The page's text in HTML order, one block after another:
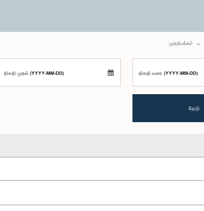
முதற்பக்கம்
திகதி முதல் (YYYY-MM-DD) திகதி வரை (YYYY-MM-DD)
தேடு